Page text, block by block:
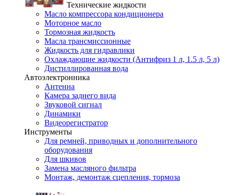
Технические жидкости
Масло компрессора кондиционера
Моторное масло
Тормозная жидкость
Масла трансмиссионные
Жидкость для гидравлики
Охлаждающие жидкости (Антифриз 1 л, 1.5 л, 5 л)
Дистиллированная вода
Автоэлектронника
Антенна
Камера заднего вида
Звуковой сигнал
Динамики
Видеорегистратор
Инструменты
Для ремней, приводных и дополнительного
оборудования
Для шкивов
Замена масляного фильтра
Монтаж, демонтаж сцепления, тормоза